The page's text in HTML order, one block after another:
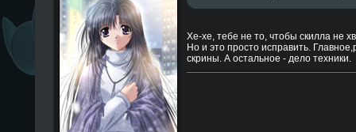
Хе-хе, тебе не то, чтобы скилла не
Но и это просто исправить.
скрины. А остальное - дело техники.